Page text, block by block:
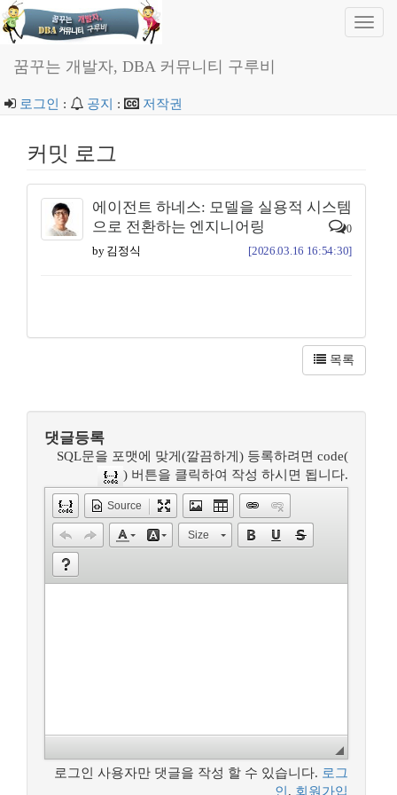
꿈꾸는 개발자, DBA 커뮤니티 구루비
로그인 : 공지 : 저작권
커밋 로그
에이전트 하네스: 모델을 실용적 시스템
으로 전환하는 엔지니어링
0
by 김정식 [2026.03.16 16:54:30]
목록
댓글등록
SQL문을 포맷에 맞게(깔끔하게) 등록하려면 code(
) 버튼을 클릭하여 작성 하시면 됩니다.
Source
Size
로그인 사용자만 댓글을 작성 할 수 있습니다. 로그
인 , 회원가입